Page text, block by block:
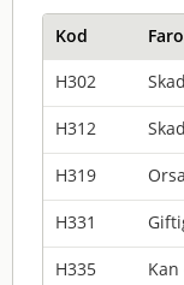
Kod
H302
H312
H319
H331
H335